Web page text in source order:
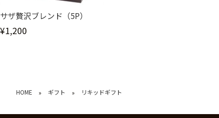
サザ贅沢ブレンド（5P）
¥1,200
HOME » ギフト » リキッドギフト